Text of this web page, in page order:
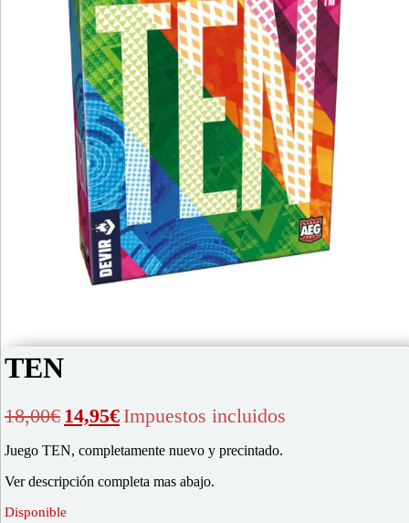
TEN
18,00€ El
precio
original
era:
18,00€.
14,95€El
precio
actual
es:
14,95€.
Impuestos incluidos
Juego TEN, completamente nuevo y precintado.
Ver descripción completa mas abajo.
Disponible